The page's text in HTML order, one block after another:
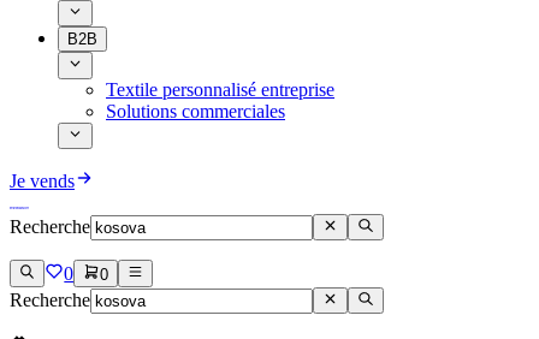
B2B
Textile personnalisé entreprise
Solutions commerciales
Je vends
Recherche
0 0
Recherche